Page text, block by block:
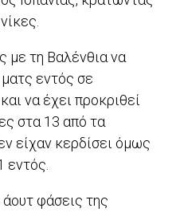
με τη Βαλένθια να
εντός σε
να έχει προκριθεί
στα 13 από τα
είχαν κερδίσει όμως
εντός.
φάσεις της